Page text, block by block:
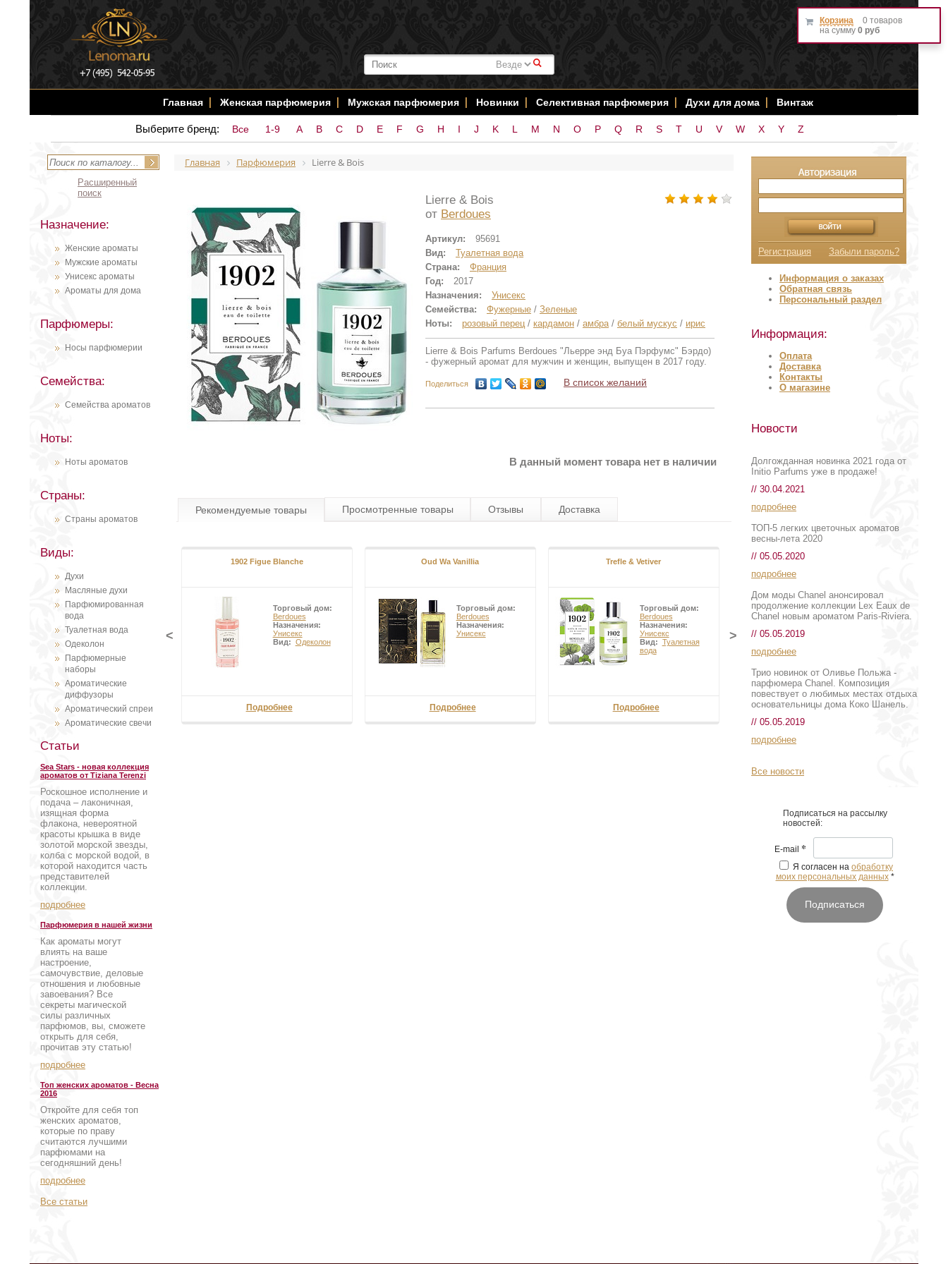
#
Главная Женская парфюмерия Мужская парфюмерия Новинки Селективная парфюмерия Духи для дома Винтаж
Выберите бренд: Все 1-9 A B C D E F G H I J K L M N O P Q R S T U V W X Y Z
Расширенный
поиск
Назначение:
Женские ароматы
Мужские ароматы
Унисекс ароматы
Ароматы для дома
Парфюмеры:
Носы парфюмерии
Семейства:
Семейства ароматов
Ноты:
Ноты ароматов
Страны:
Страны ароматов
Виды:
Духи
Масляные духи
Парфюмированная
вода
Туалетная вода
Одеколон
Парфюмерные
наборы
Ароматические
диффузоры
Ароматический спреи
Ароматические свечи
Статьи
Sea Stars - новая коллекция
ароматов от Tiziana Terenzi
Роскошное исполнение и
подача – лаконичная,
изящная форма
флакона, невероятной
красоты крышка в виде
золотой морской звезды,
колба с морской водой, в
которой находится часть
представителей
коллекции.
подробнее
Парфюмерия в нашей жизни
Как ароматы могут
влиять на ваше
настроение,
самочувствие, деловые
отношения и любовные
завоевания? Все
секреты магической
силы различных
парфюмов, вы, сможете
открыть для себя,
прочитав эту статью!
подробнее
Топ женских ароматов - Весна
2016
Откройте для себя топ
женских ароматов,
которые по праву
считаются лучшими
парфюмами на
сегодняшний день!
подробнее
Все статьи
Главная Парфюмерия Lierre & Bois
Lierre & Bois
от Berdoues
Артикул:
95691
Вид:
Туалетная вода
Страна:
Франция
Год:
2017
Назначения:
Унисекс
Семейства:
Фужерные / Зеленые
Ноты:
розовый перец / кардамон / амбра/ белый мускус / ирис
Lierre & Bois Parfums Berdoues "Льерре энд Буа Пэрфумс" Бэрдо)
- фужерный аромат для мужчин и женщин, выпущен в 2017 году.
Поделиться В список желаний
В данный момент товара нет в наличии
Рекомендуемые товары Просмотренные товары Отзывы Доставка
1902 Figue Blanche
Торговый дом:
Berdoues
Назначения:
Унисекс
Вид: Одеколон
Подробнее
Oud Wa Vanillia
Торговый дом:
Berdoues
Назначения:
Унисекс
Подробнее
Trefle & Vetiver
Торговый дом:
Berdoues
Назначения:
Унисекс
Вид: Туалетная
вода
Подробнее
< >
Корзина
0 товаров
на сумму 0 руб
Регистрация Забыли пароль?
Информация о заказах
Обратная связь
Персональный раздел
Информация:
Оплата
Доставка
Контакты
О магазине
Новости
Долгожданная новинка 2021 года от
Initio Parfums уже в продаже!
// 30.04.2021
подробнее
ТОП-5 легких цветочных ароматов
весны-лета 2020
// 05.05.2020
подробнее
Дом моды Chanel анонсировал
продолжение коллекции Lex Eaux de
Chanel новым ароматом Paris-Riviera.
// 05.05.2019
подробнее
Трио новинок от Оливье Польжа -
парфюмера Chanel. Композиция
повествует о любимых местах отдыха
основательницы дома Коко Шанель.
// 05.05.2019
подробнее
Все новости
Подписаться на рассылку
новостей:
E-mail *
Я согласен на обработку
моих персональных данных *
Подписаться